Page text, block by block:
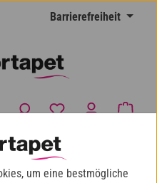
Barrierefreiheit
Du hast 0
100 € Einkaufswert
Trockenfutter
um eine bestmögliche